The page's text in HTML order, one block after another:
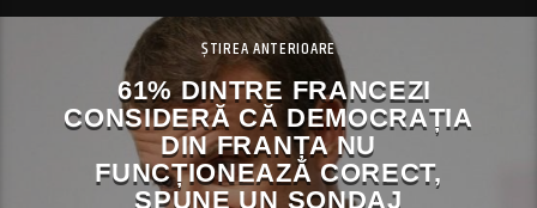
ȘTIREA ANTERIOARE
61% DINTRE FRANCEZI
CONSIDERĂ CĂ DEMOCRAȚIA
DIN FRANȚA NU
FUNCȚIONEAZĂ CORECT,
SPUNE UN SONDAJ